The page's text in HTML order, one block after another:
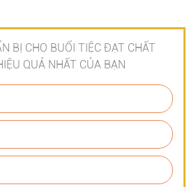
BỊ CHO BUỔI TIỆC ĐẠT CHẤT
QUẢ NHẤT CỦA BẠN